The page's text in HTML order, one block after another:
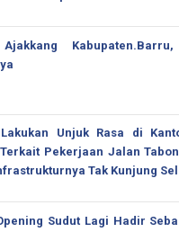
Unjuk Rasa di
Pekerjaan Jalan
Tak Kunjung
Sudut Lagi Hadir